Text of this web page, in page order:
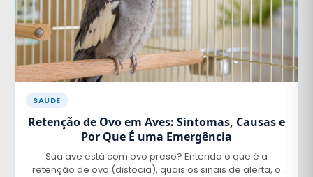
SAUDE
Retenção de Ovo em Aves: Sintomas, Causas e
Por Que É uma Emergência
Sua ave está com ovo preso? Entenda o que é a
retenção de ovo (distocia), quais os sinais de alerta, o